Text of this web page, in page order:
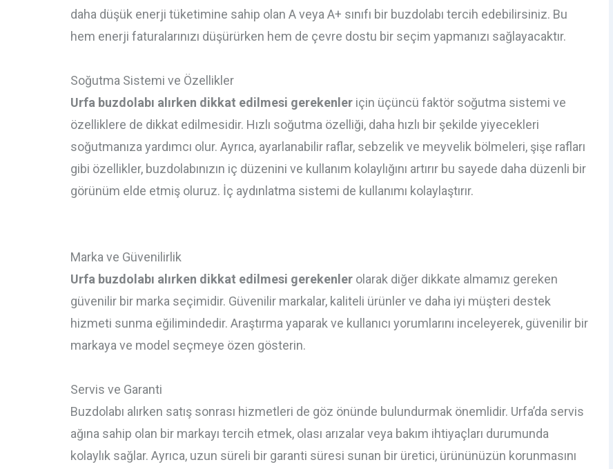
daha düşük enerji tüketimine sahip olan A veya A+ sınıfı bir buzdolabı tercih edebilirsiniz. Bu
hem enerji faturalarınızı düşürürken hem de çevre dostu bir seçim yapmanızı sağlayacaktır.
Soğutma Sistemi ve Özellikler
Urfa buzdolabı alırken dikkat edilmesi gerekenler için üçüncü faktör soğutma sistemi ve
özelliklere de dikkat edilmesidir. Hızlı soğutma özelliği, daha hızlı bir şekilde yiyecekleri
soğutmanıza yardımcı olur. Ayrıca, ayarlanabilir raflar, sebzelik ve meyvelik bölmeleri, şişe rafları
gibi özellikler, buzdolabınızın iç düzenini ve kullanım kolaylığını artırır bu sayede daha düzenli bir
görünüm elde etmiş oluruz. İç aydınlatma sistemi de kullanımı kolaylaştırır.
Marka ve Güvenilirlik
Urfa buzdolabı alırken dikkat edilmesi gerekenler olarak diğer dikkate almamız gereken
güvenilir bir marka seçimidir. Güvenilir markalar, kaliteli ürünler ve daha iyi müşteri destek
hizmeti sunma eğilimindedir. Araştırma yaparak ve kullanıcı yorumlarını inceleyerek, güvenilir bir
markaya ve model seçmeye özen gösterin.
Servis ve Garanti
Buzdolabı alırken satış sonrası hizmetleri de göz önünde bulundurmak önemlidir. Urfa’da servis
ağına sahip olan bir markayı tercih etmek, olası arızalar veya bakım ihtiyaçları durumunda
kolaylık sağlar. Ayrıca, uzun süreli bir garanti süresi sunan bir üretici, ürününüzün korunmasını